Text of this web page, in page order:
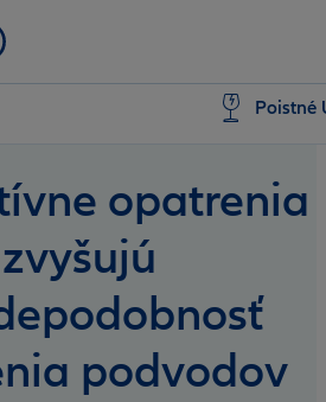
Poistné
opatrenia
zvyšujú
podvodov